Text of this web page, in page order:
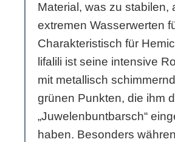
Material, was zu stabilen,
extremen Wasserwerten
Charakteristisch für
lifalili ist seine intensive
mit metallisch
grünen Punkten, die ihm
„Juwelenbuntbarsch“
haben. Besonders